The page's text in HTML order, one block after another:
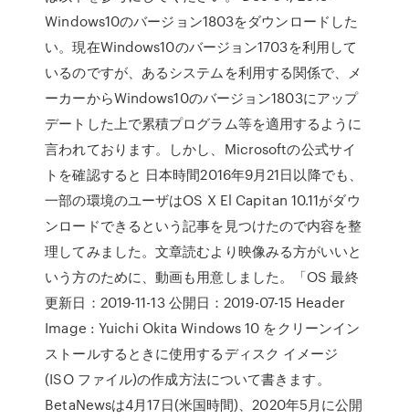
Windows10のバージョン1803をダウンロードした
い。現在Windows10のバージョン1703を利用して
いるのですが、あるシステムを利用する関係で、メ
ーカーからWindows10のバージョン1803にアップ
デートした上で累積プログラム等を適用するように
言われております。しかし、Microsoftの公式サイ
トを確認すると 日本時間2016年9月21日以降でも、
一部の環境のユーザはOS X El Capitan 10.11がダウ
ンロードできるという記事を見つけたので内容を整
理してみました。文章読むより映像みる方がいいと
いう方のために、動画も用意しました。「OS 最終
更新日：2019-11-13 公開日：2019-07-15 Header
Image : Yuichi Okita Windows 10 をクリーンイン
ストールするときに使用するディスク イメージ
(ISO ファイル)の作成方法について書きます。
BetaNewsは4月17日(米国時間)、2020年5月に公開